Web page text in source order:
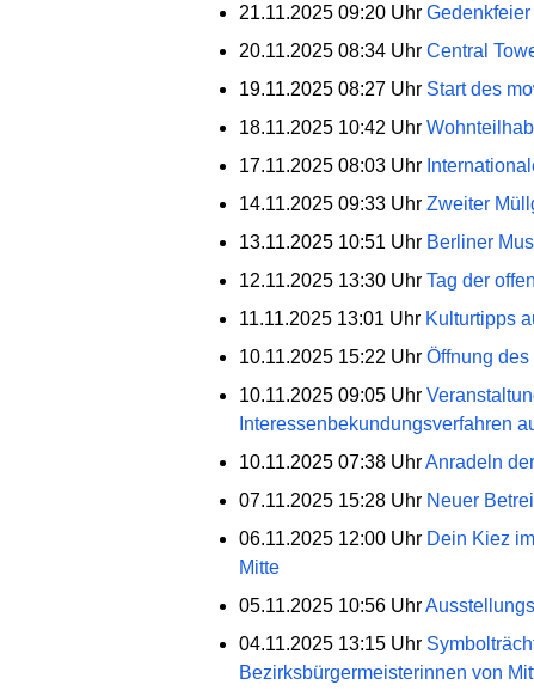
21.11.2025 09:20 Uhr
20.11.2025 08:34 Uhr Central
19.11.2025 08:27 Uhr Start des
18.11.2025 10:42 Uhr
17.11.2025 08:03 Uhr
14.11.2025 09:33 Uhr Zweiter
13.11.2025 10:51 Uhr Berliner
12.11.2025 13:30 Uhr Tag der
11.11.2025 13:01 Uhr Kulturtipps
10.11.2025 15:22 Uhr Öffnung
10.11.2025 09:05 Uhr
Interessenbekundungsverfahren
10.11.2025 07:38 Uhr Anradeln
07.11.2025 15:28 Uhr Neuer
06.11.2025 12:00 Uhr Dein Kiez
Mitte
05.11.2025 10:56 Uhr
04.11.2025 13:15 Uhr
Bezirksbürgermeisterinnen von